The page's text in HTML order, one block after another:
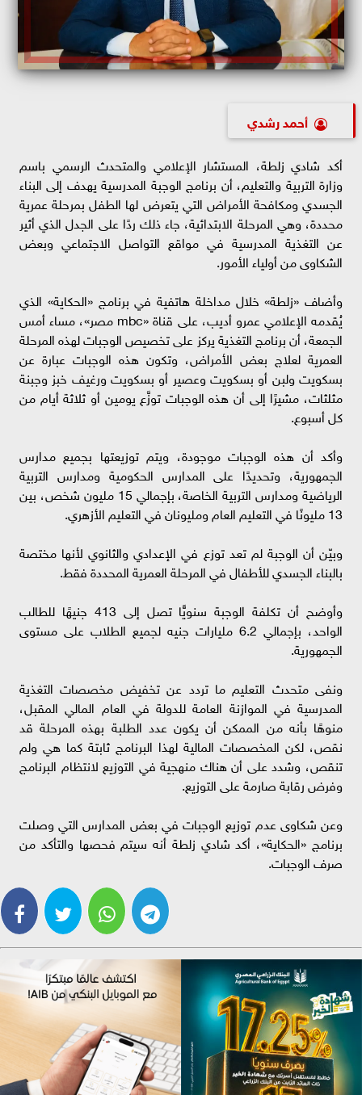
أحمد رشدي
أكد شادي زلطة، المستشار الإعلامي والمتحدث الرسمي باسم
وزارة التربية والتعليم، أن برنامج الوجبة المدرسية يهدف إلى البناء
الجسدي ومكافحة الأمراض التي يتعرض لها الطفل بمرحلة عمرية
محددة، وهي المرحلة الابتدائية، جاء ذلك ردًا على الجدل الذي أثير
عن التغذية المدرسية في مواقع التواصل الاجتماعي وبعض
الشكاوى من أولياء الأمور.
وأضاف «زلطة» خلال مداخلة هاتفية في برنامج «الحكاية» الذي
يُقدمه الإعلامي عمرو أديب، على قناة «mbc مصر»، مساء أمس
الجمعة، أن برنامج التغذية يركز على تخصيص الوجبات لهذه المرحلة
العمرية لعلاج بعض الأمراض، وتكون هذه الوجبات عبارة عن
بسكويت ولبن أو بسكويت وعصير أو بسكويت ورغيف خبز وجبنة
مثلثات، مشيرًا إلى أن هذه الوجبات توزَّع يومين أو ثلاثة أيام من
كل أسبوع.
وأكد أن هذه الوجبات موجودة، ويتم توزيعتها بجميع مدارس
الجمهورية، وتحديدًا على المدارس الحكومية ومدارس التربية
الرياضية ومدارس التربية الخاصة، بإجمالي 15 مليون شخص، بين
13 مليونًا في التعليم العام ومليونان في التعليم الأزهري.
وبيّن أن الوجبة لم تعد توزع في الإعدادي والثانوي لأنها مختصة
بالبناء الجسدي للأطفال في المرحلة العمرية المحددة فقط.
وأوضح أن تكلفة الوجبة سنويًّا تصل إلى 413 جنيهًا للطالب
الواحد، بإجمالي 6.2 مليارات جنيه لجميع الطلاب على مستوى
الجمهورية.
ونفى متحدث التعليم ما تردد عن تخفيض مخصصات التغذية
المدرسية في الموازنة العامة للدولة في العام المالي المقبل،
منوهًا بأنه من الممكن أن يكون عدد الطلبة بهذه المرحلة قد
نقص، لكن المخصصات المالية لهذا البرنامج ثابتة كما هي ولم
تنقص، وشدد على أن هناك منهجية في التوزيع لانتظام البرنامج
وفرض رقابة صارمة على التوزيع.
وعن شكاوى عدم توزيع الوجبات في بعض المدارس التي وصلت
برنامج «الحكاية»، أكد شادي زلطة أنه سيتم فحصها والتأكد من
صرف الوجبات.